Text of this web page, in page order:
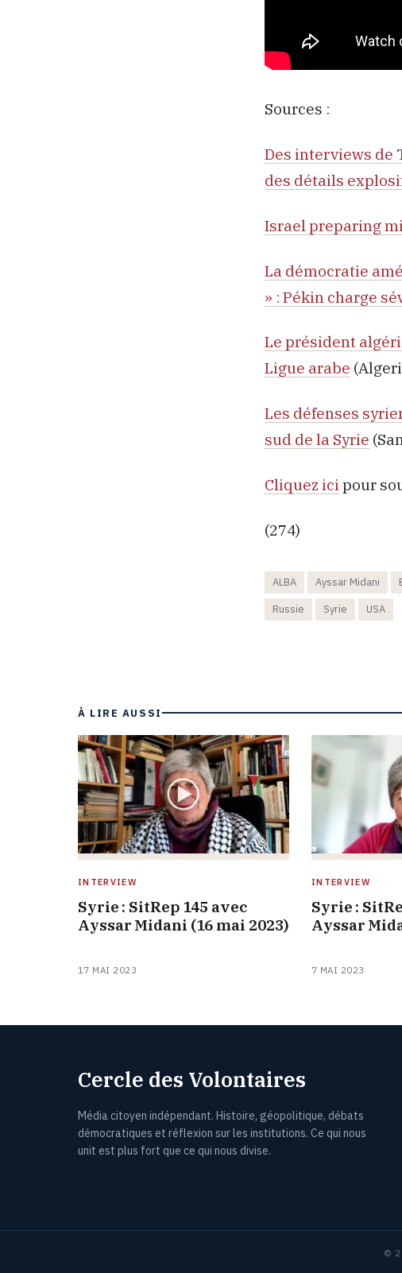
Sources :
Des interviews de
des détails
Israel preparing
La démocratie
» : Pékin charge
Le président
Ligue arabe
Les défenses
sud de la Syrie
Cliquez ici pour
(274)
ALBA Ayssar Midani
Russie
Syrie USA
À LIRE AUSSI
INTERVIEW
Syrie : SitRep 145 avec
Ayssar Midani (16 mai 2023)
17 MAI 2023
INTERVIEW
Syrie :
Ayssar
7 MAI 2023
Cercle des Volontaires
Média citoyen indépendant. Histoire, géopolitique, débats
démocratiques et réflexion sur les institutions. Ce qui nous
unit est plus fort que ce qui nous divise.
©